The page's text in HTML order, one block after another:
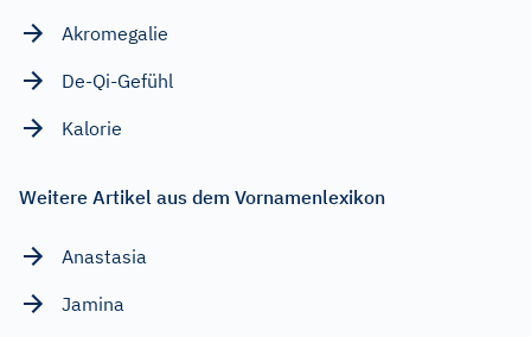
Akromegalie
De-Qi-Gefühl
Kalorie
Weitere Artikel aus dem Vornamenlexikon
Anastasia
Jamina